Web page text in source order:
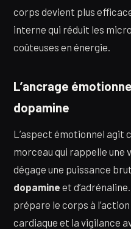
corps devient plus
interne qui réduit les
coûteuses en énergie.
L’ancrage
dopamine
L’aspect émotionnel agit
morceau qui rappelle une
dégage une puissance
dopamine et
prépare le corps à
cardiaque et la vigilance